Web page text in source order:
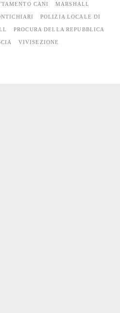
CANI MARSHALL
POLIZIA LOCALE DI
PROCURA DELLA REPUBBLICA
VIVISEZIONE